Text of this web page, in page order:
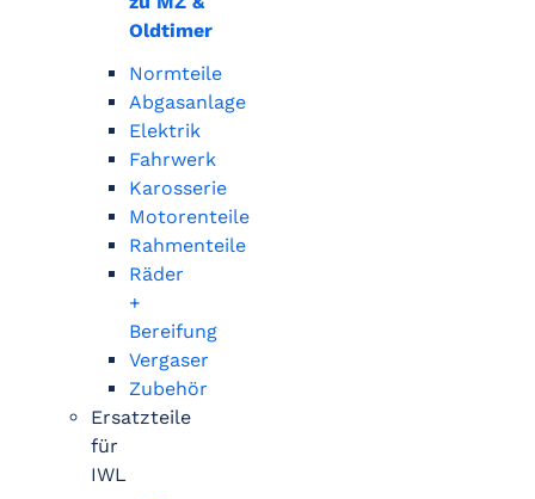
Oldtimer
Normteile
Abgasanlage
Elektrik
Fahrwerk
Karosserie
Motorenteile
Rahmenteile
Räder
+
Bereifung
Vergaser
Zubehör
Ersatzteile
für
IWL